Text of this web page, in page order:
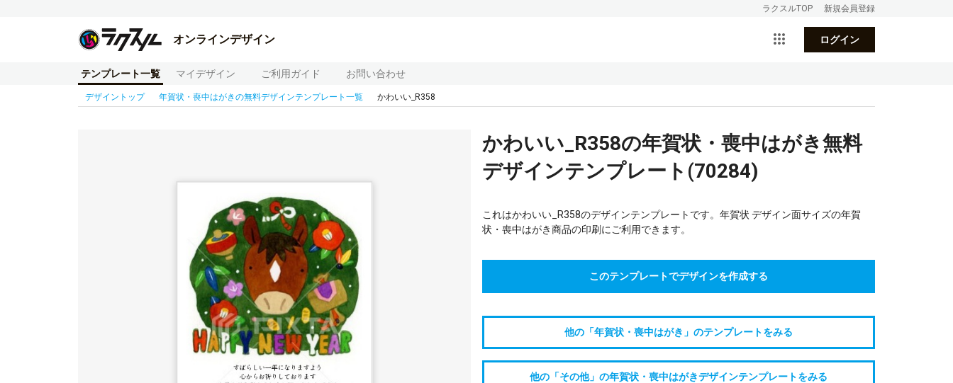
ラクスルTOP 新規会員登録
オンラインデザイン ログイン
テンプレート一覧 マイデザイン ご利用ガイド お問い合わせ
デザイントップ 年賀状・喪中はがきの無料デザインテンプレート一覧 かわいい_R358
かわいい_R358の年賀状・喪中はがき無料
デザインテンプレート(70284)
これはかわいい_R358のデザインテンプレートです。年賀状 デザイン面サイズの年賀
状・喪中はがき商品の印刷にご利用できます。
このテンプレートでデザインを作成する
他の「年賀状・喪中はがき」のテンプレートをみる
他の「その他」の年賀状・喪中はがきデザインテンプレートをみる